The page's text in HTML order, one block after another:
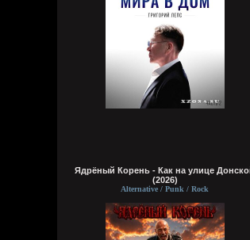
Ядрёный Корень - Как на улице
(2026)
Alternative / Punk / Rock